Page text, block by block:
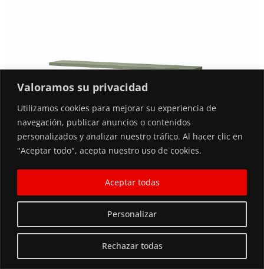
Valoramos su privacidad
Utilizamos cookies para mejorar su experiencia de
navegación, publicar anuncios o contenidos
personalizados y analizar nuestro tráfico. Al hacer clic en
"Aceptar todo", acepta nuestro uso de cookies.
Personalizar
Rechazar todas
Aceptar todas
ESTANTE. H-418